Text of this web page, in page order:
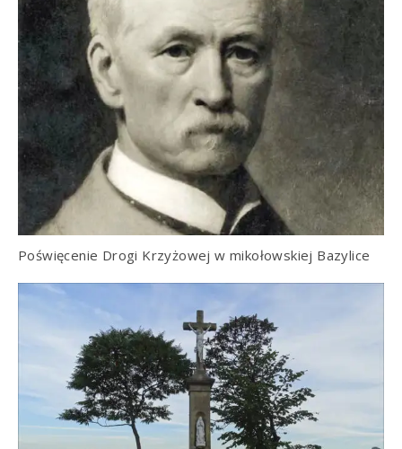
Poświęcenie Drogi Krzyżowej w mikołowskiej Bazylice